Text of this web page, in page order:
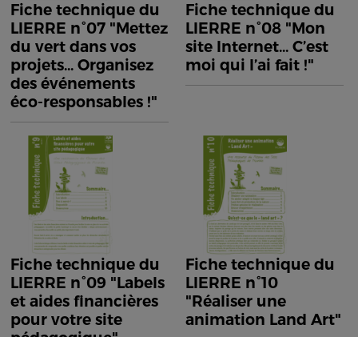
Fiche technique du
LIERRE n°07 "Mettez
du vert dans vos
projets... Organisez
des événements
éco-responsables !"
Fiche technique du
LIERRE n°08 "Mon
site Internet... C’est
moi qui l’ai fait !"
Fiche technique du
LIERRE n°09 "Labels
et aides financières
pour votre site
Fiche technique du
LIERRE n°10
"Réaliser une
animation Land Art"